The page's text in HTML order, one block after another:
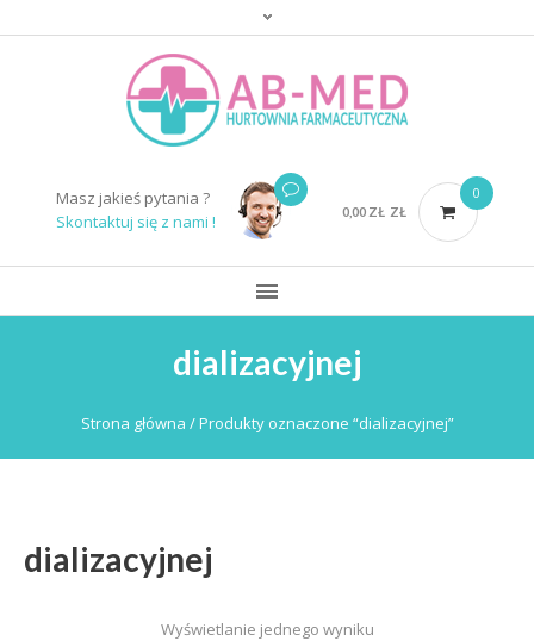
Masz jakieś pytania ?
Skontaktuj się z nami !
0,00 ZŁ ZŁ
0
dializacyjnej
Strona główna / Produkty oznaczone “dializacyjnej”
dializacyjnej
Wyświetlanie jednego wyniku